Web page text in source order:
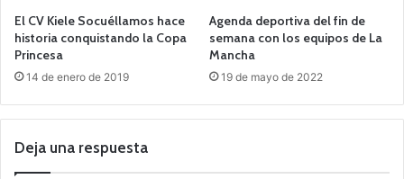
El CV Kiele Socuéllamos hace
historia conquistando la Copa
Princesa
14 de enero de 2019
Agenda deportiva del fin de
semana con los equipos de La
Mancha
19 de mayo de 2022
Deja una respuesta